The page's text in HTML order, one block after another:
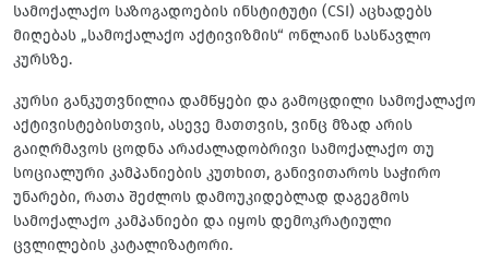
სამოქალაქო საზოგადოების ინსტიტუტი (CSI) აცხადებს
მიღებას „სამოქალაქო აქტივიზმის“ ონლაინ სასწავლო
კურსზე.
კურსი განკუთვნილია დამწყები და გამოცდილი სამოქალაქო
აქტივისტებისთვის, ასევე მათთვის, ვინც მზად არის
გაიღრმავოს ცოდნა არაძალადობრივი სამოქალაქო თუ
სოციალური კამპანიების კუთხით, განივითაროს საჭირო
უნარები, რათა შეძლოს დამოუკიდებლად დაგეგმოს
სამოქალაქო კამპანიები და იყოს დემოკრატიული
ცვლილების კატალიზატორი.